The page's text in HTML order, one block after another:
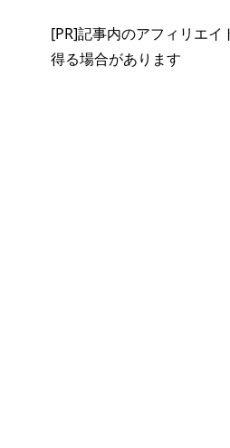
[PR]記事内のアフィリエイ
得る場合があります